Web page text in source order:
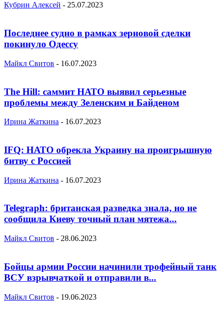
Кубрин Алексей - 25.07.2023
Последнее судно в рамках зерновой сделки
покинуло Одессу
Майкл Свитов - 16.07.2023
The Hill: саммит НАТО выявил серьезные
проблемы между Зеленским и Байденом
Ирина Жаткина - 16.07.2023
IFQ: НАТО обрекла Украину на проигрышную
битву с Россией
Ирина Жаткина - 16.07.2023
Telegraph: британская разведка знала, но не
сообщила Киеву точный план мятежа...
Майкл Свитов - 28.06.2023
Бойцы армии России начинили трофейный танк
ВСУ взрывчаткой и отправили в...
Майкл Свитов - 19.06.2023